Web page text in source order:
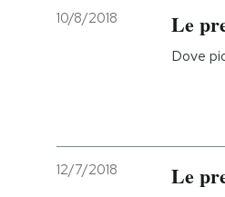
10/8/2018 Le
Dove
12/7/2018 Le